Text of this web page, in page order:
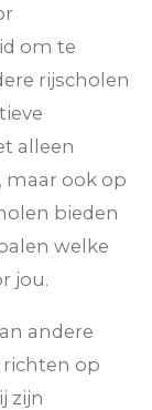
om te
rijscholen
alleen
maar ook op
bieden
welke
jou.
andere
op
zijn